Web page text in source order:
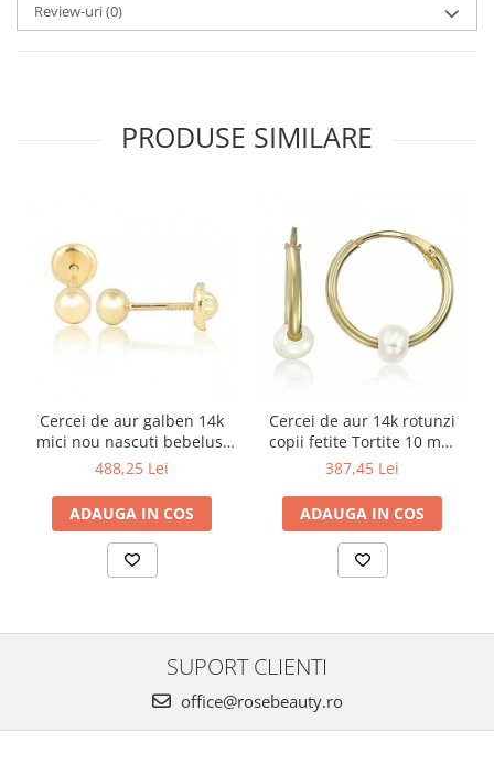
Review-uri(0)
PRODUSE SIMILARE
Cercei de aur galben 14k
mici nou nascuti bebelusi
Bilute 4mm
488,25 Lei
ADAUGA IN COS
Cercei de aur 14k rotunzi
copii fetite Tortite 10 mm
perluta
387,45 Lei
ADAUGA IN COS
SUPORT CLIENTI
office@rosebeauty.ro